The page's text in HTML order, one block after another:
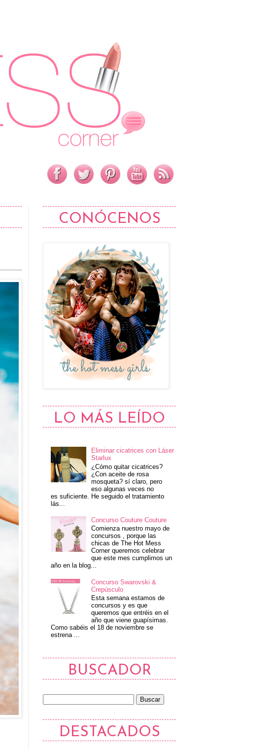
CONÓCENOS
LO MÁS LEÍDO
Eliminar cicatrices con Láser
Starlux
¿Cómo quitar cicatrices?
¿Con aceite de rosa
mosqueta? sí claro, pero
eso algunas veces no
es suficiente. He seguido el tratamiento
lás...
Concurso Couture Couture
Comienza nuestro mayo de
concursos , porque las
chicas de The Hot Mess
Corner queremos celebrar
que este mes cumplimos un
año en la blog...
Concurso Swarovski &
Crepúsculo
Esta semana estamos de
concursos y es que
queremos que entréis en el
año que viene guapísimas.
Como sabéis el 18 de noviembre se
estrena ...
BUSCADOR
DESTACADOS